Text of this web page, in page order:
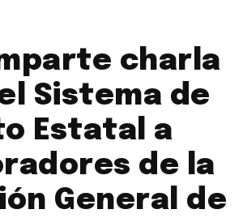
charla
Sistema de
Estatal a
de la
General de